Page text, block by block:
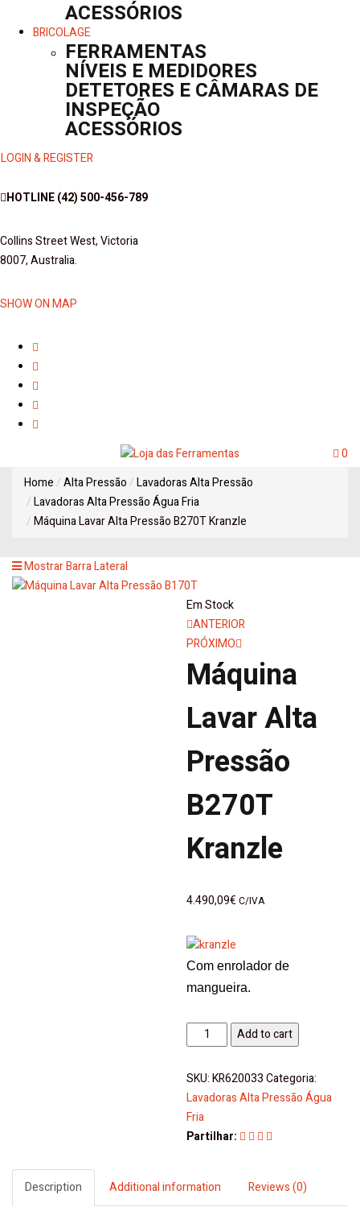
ACESSÓRIOS
BRICOLAGE
FERRAMENTAS
NÍVEIS E MEDIDORES
DETETORES E CÂMARAS DE
INSPEÇÃO
ACESSÓRIOS
LOGIN & REGISTER
HOTLINE(42) 500-456-789
Collins Street West, Victoria
8007, Australia.
SHOW ON MAP
0
Home
Alta Pressão
Lavadoras Alta Pressão
Lavadoras Alta Pressão Água Fria
Máquina Lavar Alta Pressão B270T Kranzle
Mostrar Barra Lateral
Em Stock
Navegação
de
artigos
ANTERIOR
PRÓXIMO
Máquina
Lavar Alta
Pressão
B270T
Kranzle
4.490,09€ C/IVA
Com enrolador de
mangueira.
Máquina
Lavar
Alta
Pressão
B270T
Kranzle
Add to cart
SKU:KR620033 Categoria:
Lavadoras Alta Pressão Água
Fria
Partilhar:
Description Additional information Reviews (0)